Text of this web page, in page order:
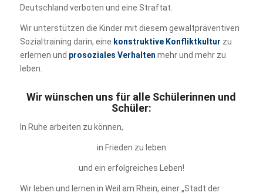
Deutschland verboten und eine Straftat.
Wir unterstützen die Kinder mit diesem gewaltpräventiven
Sozialtraining darin, eine konstruktive Konfliktkultur zu
erlernen und prosoziales Verhalten mehr und mehr zu
leben.
Wir wünschen uns für alle Schülerinnen und
Schüler:
In Ruhe arbeiten zu können,
in Frieden zu leben
und ein erfolgreiches Leben!
Wir leben und lernen in Weil am Rhein, einer „Stadt der